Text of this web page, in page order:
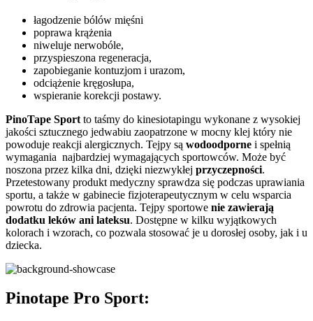
łagodzenie bólów mięśni
poprawa krążenia
niweluje nerwobóle,
przyspieszona regeneracja,
zapobieganie kontuzjom i urazom,
odciążenie kręgosłupa,
wspieranie korekcji postawy.
PinoTape Sport to taśmy do kinesiotapingu wykonane z wysokiej
jakości sztucznego jedwabiu zaopatrzone w mocny klej który nie
powoduje reakcji alergicznych. Tejpy są wodoodporne i spełnią
wymagania najbardziej wymagających sportowców. Może być
noszona przez kilka dni, dzięki niezwykłej przyczepności.
Przetestowany produkt medyczny sprawdza się podczas uprawiania
sportu, a także w gabinecie fizjoterapeutycznym w celu wsparcia
powrotu do zdrowia pacjenta. Tejpy sportowe nie zawierają
dodatku leków ani lateksu. Dostępne w kilku wyjątkowych
kolorach i wzorach, co pozwala stosować je u dorosłej osoby, jak i u
dziecka.
Pinotape Pro Sport: